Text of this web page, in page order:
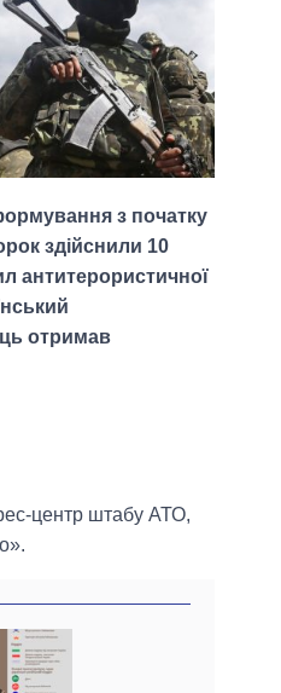
з початку
здійснили 10
антитерористичної
отримав
центр штабу АТО,